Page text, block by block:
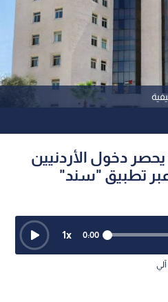
دخول الأردنيين
عبر تطبيق "سند"
0:00
1x